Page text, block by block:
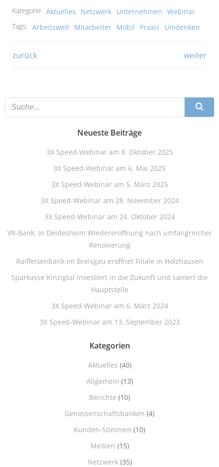
Kategorie Aktuelles Netzwerk Unternehmen Webinar
Tags: Arbeitswelt Mitarbeiter Mobil Praxis Umdenken
Beitragsnavigation
zurück weiter
Neueste Beiträge
3X Speed-Webinar am 8. Oktober 2025
3X Speed-Webinar am 6. Mai 2025
3X Speed-Webinar am 5. März 2025
3X Speed-Webinar am 28. November 2024
3X Speed-Webinar am 24. Oktober 2024
VR-Bank: In Deidesheim Wiedereröffnung nach umfangreicher
Renovierung
Raiffeisenbank im Breisgau eröffnet Filiale in Holzhausen
Sparkasse Kinzigtal investiert in die Zukunft und saniert die
Hauptstelle
3X Speed-Webinar am 6. März 2024
3X Speed-Webinar am 13. September 2023
Kategorien
Aktuelles (40)
Allgemein (13)
Berichte (10)
Genossenschaftsbanken (4)
Kunden-Stimmen (10)
Medien (15)
Netzwerk(35)